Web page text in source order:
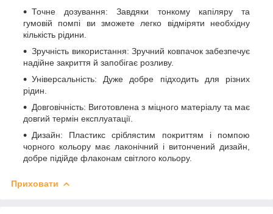
Точне дозування: Завдяки тонкому капіляру та
гумовій помпі ви зможете легко відміряти необхідну
кількість рідини.
Зручність використання: Зручний ковпачок забезпечує
надійне закриття й запобігає розливу.
Універсальність: Дуже добре підходить для різних
рідин.
Довговічність: Виготовлена з міцного матеріалу та має
довгий термін експлуатації.
Дизайн: Пластикс сріблястим покриттям і помпою
чорного кольору має лаконічний і витончений дизайн,
добре підійде флаконам світлого кольору.
Приховати